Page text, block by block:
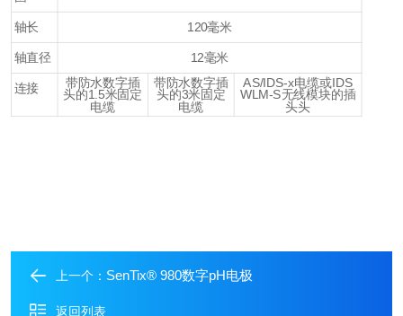
轴长 120毫米
轴直径 12毫米
连接 带防水数字插
头的1.5米固定
电缆
带防水数字插
头的3米固定
电缆
AS/IDS-x电缆或IDS
WLM-S无线模块的插
头头
上一个： SenTix® 980数字pH电极
返回列表